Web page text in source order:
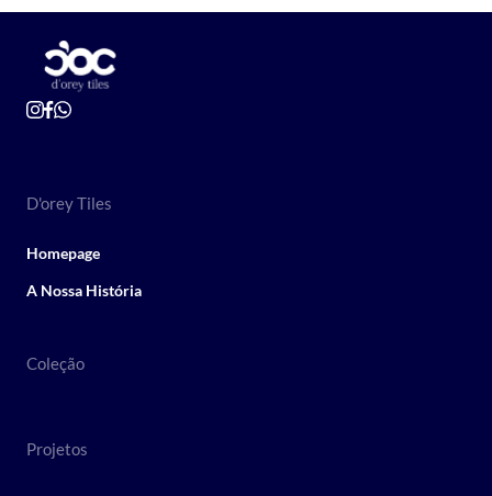
D'orey Tiles
Homepage
A Nossa História
Coleção
Projetos